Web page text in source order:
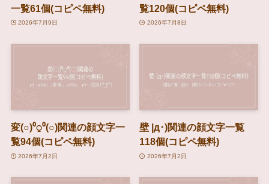
一覧61個(コピペ無料)
2026年7月9日
覧120個(コピペ無料)
2026年7月8日
変(○)⁰⍜⁰(○)関連の顔文字一
覧94個(コピペ無料)
2026年7月2日
壁 |д･)関連の顔文字一覧
118個(コピペ無料)
2026年7月2日